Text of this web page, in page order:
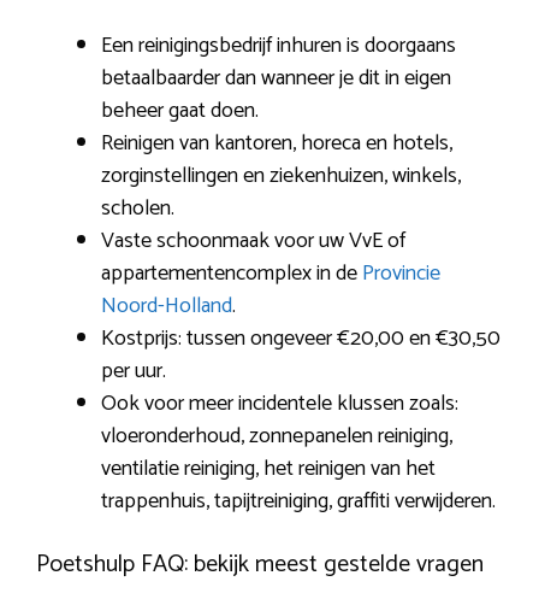
Een reinigingsbedrijf inhuren is doorgaans
betaalbaarder dan wanneer je dit in eigen
beheer gaat doen.
Reinigen van kantoren, horeca en hotels,
zorginstellingen en ziekenhuizen, winkels,
scholen.
Vaste schoonmaak voor uw VvE of
appartementencomplex in deProvincie
Noord-Holland.
Kostprijs: tussen ongeveer €20,00 en €30,50
per uur.
Ook voor meer incidentele klussen zoals:
vloeronderhoud, zonnepanelen reiniging,
ventilatie reiniging, het reinigen van het
trappenhuis, tapijtreiniging, graffiti verwijderen.
Poetshulp FAQ: bekijk meest gestelde vragen